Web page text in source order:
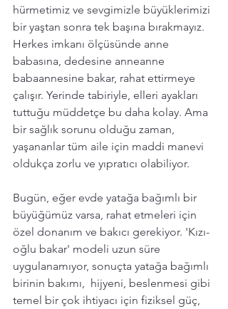
hürmetimiz ve sevgimizle büyüklerimizi
bir yaştan sonra tek başına bırakmayız.
Herkes imkanı ölçüsünde anne
babasına, dedesine anneanne
babaannesine bakar, rahat ettirmeye
çalışır. Yerinde tabiriyle, elleri ayakları
tuttuğu müddetçe bu daha kolay. Ama
bir sağlık sorunu olduğu zaman,
yaşananlar tüm aile için maddi manevi
oldukça zorlu ve yıpratıcı olabiliyor.
Bugün, eğer evde yatağa bağımlı bir
büyüğümüz varsa, rahat etmeleri için
özel donanım ve bakıcı gerekiyor. 'Kızı-
oğlu bakar' modeli uzun süre
uygulanamıyor, sonuçta yatağa bağımlı
birinin bakımı,  hijyeni, beslenmesi gibi
temel bir çok ihtiyacı için fiziksel güç,